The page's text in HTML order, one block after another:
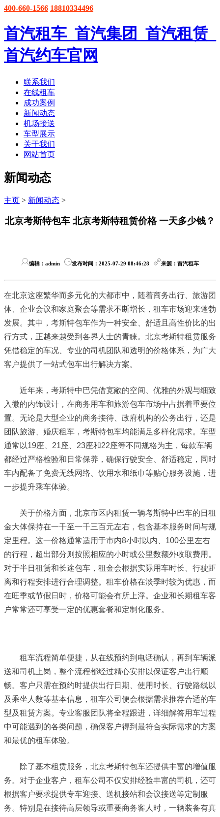
400-660-1566 18810334496
首汽租车_首汽集团_首汽租赁_
首汽约车官网
联系我们
在线租车
成功案例
新闻动态
机场接送
车型展示
关于我们
网站首页
新闻动态
主页 > 新闻动态 >
北京考斯特包车 北京考斯特租赁价格 一天多少钱？
编辑：admin 发布时间：2025-07-29 08:46:28 来源：首汽租车
在北京这座繁华而多元化的大都市中，随着商务出行、旅游团
体、企业会议和家庭聚会等需求不断增长，租车市场迎来蓬勃
发展。其中，考斯特包车作为一种安全、舒适且高性价比的出
行方式，正越来越受到各界人士的青睐。北京考斯特租赁服务
凭借稳定的车况、专业的司机团队和透明的价格体系，为广大
客户提供了一站式包车出行解决方案。
近年来，考斯特中巴凭借宽敞的空间、优雅的外观与细致
入微的内饰设计，在商务用车和旅游包车市场中占据着重要位
置。无论是大型企业的商务接待、政府机构的公务出行，还是
团队旅游、婚庆租车，考斯特包车均能满足多样化需求。车型
通常以19座、21座、23座和22座等不同规格为主，每款车辆
都经过严格检验和日常保养，确保行驶安全、舒适稳定，同时
车内配备了免费无线网络、饮用水和纸巾等贴心服务设施，进
一步提升乘车体验。
关于价格方面，北京市区内租赁一辆考斯特中巴车的日租
金大体保持在一千至一千三百元左右，包含基本服务时间与规
定里程。这一价格通常适用于市内8小时以内、100公里左右
的行程，超出部分则按照相应的小时或公里数额外收取费用。
对于半日租赁和长途包车，租金会根据实际用车时长、行驶距
离和行程安排进行合理调整。租车价格在淡季时较为优惠，而
在旺季或节假日时，价格可能会有所上浮。企业和长期租车客
户常常还可享受一定的优惠套餐和定制化服务。
租车流程简单便捷，从在线预约到电话确认，再到车辆派
送和司机上岗，整个流程都经过精心安排以保证客户出行顺
畅。客户只需在预约时提供出行日期、使用时长、行驶路线以
及乘坐人数等基本信息，租车公司便会根据需求推荐合适的车
型及租赁方案。专业客服团队将全程跟进，详细解答用车过程
中可能遇到的各类问题，确保客户得到最符合实际需求的方案
和最优的租车体验。
除了基本租赁服务， 北京考斯特包车还提供丰富的增值服
务。对于企业客户，租车公司不仅安排经验丰富的司机，还可
根据客户要求提供专车迎接、送机接站和会议接送等定制服
务。特别是在接待高层领导或重要商务客人时，一辆装备有真